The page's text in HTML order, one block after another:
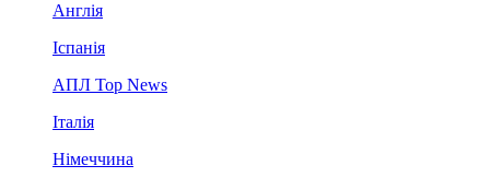
Англія
Іспанія
АПЛ Top News
Італія
Німеччина